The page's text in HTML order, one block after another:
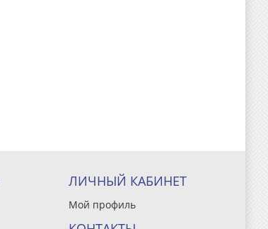
ЛИЧНЫЙ КАБИНЕТ
Мой профиль